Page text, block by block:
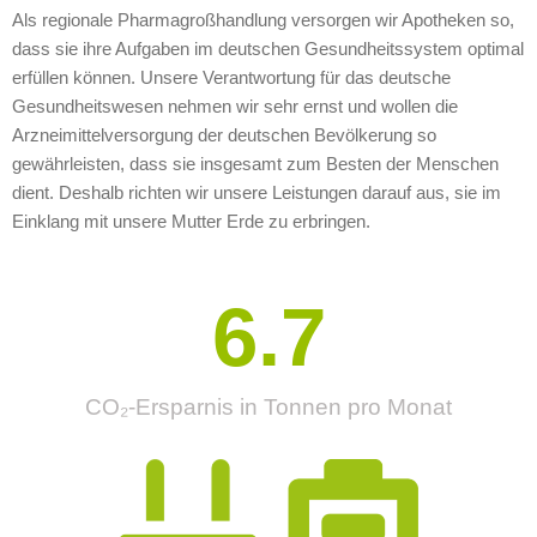
Als regionale Pharmagroßhandlung versorgen wir Apotheken so,
dass sie ihre Aufgaben im deutschen Gesundheitssystem optimal
erfüllen können. Unsere Verantwortung für das deutsche
Gesundheitswesen nehmen wir sehr ernst und wollen die
Arzneimittelversorgung der deutschen Bevölkerung so
gewährleisten, dass sie insgesamt zum Besten der Menschen
dient. Deshalb richten wir unsere Leistungen darauf aus, sie im
Einklang mit unsere Mutter Erde zu erbringen.
CO₂-Ersparnis in Tonnen pro Monat
6.7